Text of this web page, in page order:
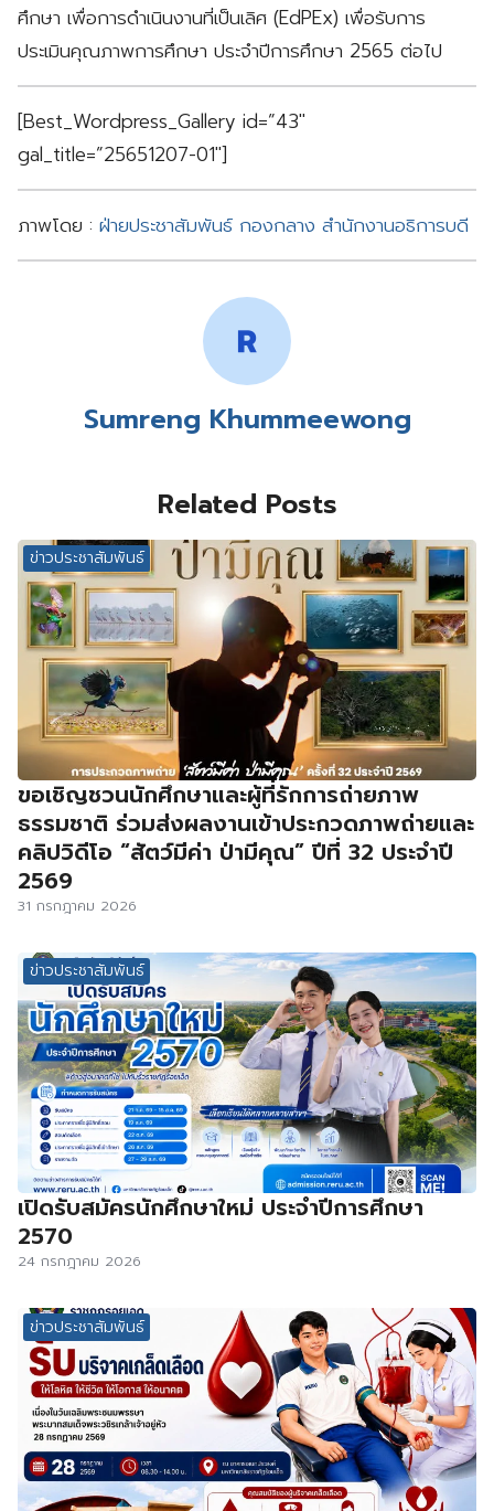
ศึกษา เพื่อการดำเนินงานที่เป็นเลิศ (EdPEx) เพื่อรับการ
ประเมินคุณภาพการศึกษา ประจำปีการศึกษา 2565 ต่อไป
[Best_Wordpress_Gallery id=”43″
gal_title=”25651207-01″]
ภาพโดย : ฝ่ายประชาสัมพันธ์ กองกลาง สำนักงานอธิการบดี
Sumreng Khummeewong
Related Posts
ข่าวประชาสัมพันธ์
ขอเชิญชวนนักศึกษาและผู้ที่รักการถ่ายภาพ
ธรรมชาติ ร่วมส่งผลงานเข้าประกวดภาพถ่ายและ
คลิปวิดีโอ “สัตว์มีค่า ป่ามีคุณ” ปีที่ 32 ประจำปี
2569
31 กรกฎาคม 2026
ข่าวประชาสัมพันธ์
เปิดรับสมัครนักศึกษาใหม่ ประจำปีการศึกษา
2570
24 กรกฎาคม 2026
ข่าวประชาสัมพันธ์